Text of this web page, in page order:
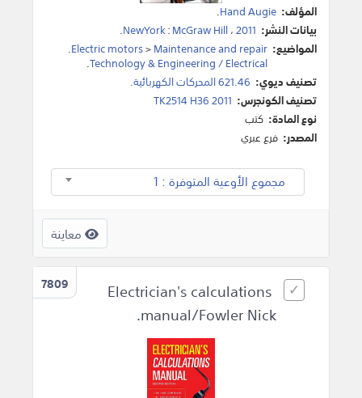
المؤلف: Hand Augie
.
بيانات النشر:
NewYork:McGraw Hill،2011
.
المواضيع:
Electric motors>Maintenance and repair
.
Technology & Engineering / Electrical
.
تصنيف ديوي: 621.46 المحركات الكهربائية.
تصنيف الكونجرس: TK2514 H36 2011
نوع المادة: كتب
المصدر: فرع عبري
مجموع الأوعية المتوفرة : 1
معاينة
7809
Electrician's calculations
manual/Fowler Nick.